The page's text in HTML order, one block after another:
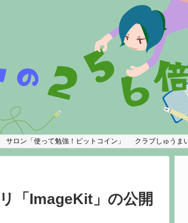
サロン「使って勉強！ビットコイン」 クラブしゅうま
「ImageKit」の公開